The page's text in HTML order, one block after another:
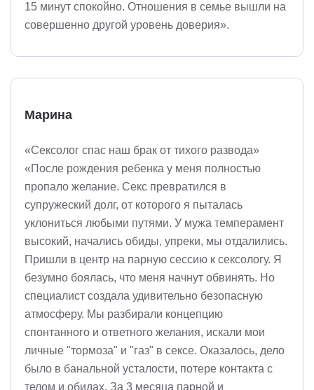
15 минут спокойно. Отношения в семье вышли на
совершенно другой уровень доверия».
Марина
«Сексолог спас наш брак от тихого развода»
«После рождения ребенка у меня полностью
пропало желание. Секс превратился в
супружеский долг, от которого я пыталась
уклониться любыми путями. У мужа темперамент
высокий, начались обиды, упреки, мы отдалились.
Пришли в центр на парную сессию к сексологу. Я
безумно боялась, что меня начнут обвинять. Но
специалист создала удивительно безопасную
атмосферу. Мы разбирали концепцию
спонтанного и ответного желания, искали мои
личные "тормоза" и "газ" в сексе. Оказалось, дело
было в банальной усталости, потере контакта с
телом и обидах. За 3 месяца парной и